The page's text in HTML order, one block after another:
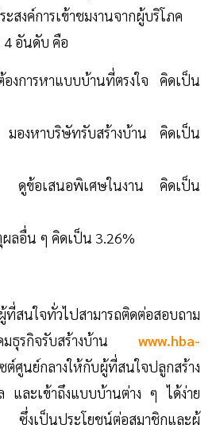
สงค์การเข้าชมงานจากผู้บริโภค
4 อันดับ คือ
การหาแบบบ้านที่ตรงใจ คิดเป็น
หาบริษัทรับสร้างบ้าน คิดเป็น
อเสนอพิเศษในงาน คิดเป็น
อื่น ๆ คิดเป็น 3.26%
นใจทั่วไปสามารถติดต่อสอบถาม
คมธุรกิจรับสร้างบ้าน www.hba-
ศูนย์กลางให้กับผู้ที่สนใจปลูกสร้าง
และเข้าถึงแบบบ้านต่าง ๆ ได้ง่าย
งเป็นประโยชน์ต่อสมาชิกและผู้